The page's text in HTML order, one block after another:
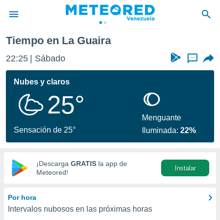
de
ha
calidad.
a este
las
y
digital
basada
Tiempo en La Guaira
22:25 Sábado ...
Nubes y claros
25°
Sensación de 25°
Menguante
Iluminada:22%
¡Descarga GRATIS la app de
Meteored!
Instalar
Por hora
Intervalos nubosos en las próximas horas